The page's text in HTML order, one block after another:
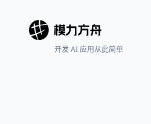
开发 AI 应用从此简单